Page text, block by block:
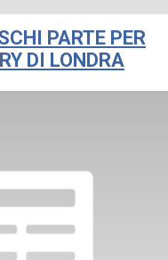
PARTE PER
DI LONDRA